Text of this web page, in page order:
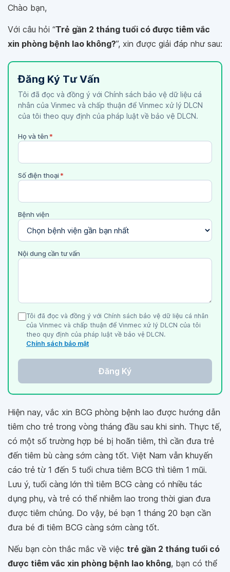
Chào bạn,
Với câu hỏi “Trẻ gần 2 tháng tuổi có được tiêm vắc
xin phòng bệnh lao không?”, xin được giải đáp như sau:
Đăng Ký Tư Vấn
Tôi đã đọc và đồng ý với Chính sách bảo vệ dữ liệu cá
nhân của Vinmec và chấp thuận để Vinmec xử lý DLCN
của tôi theo quy định của pháp luật về bảo vệ DLCN.
Họ và tên*
Số điện thoại*
Bệnh viện
Nội dung cần tư vấn
Tôi đã đọc và đồng ý với Chính sách bảo vệ dữ liệu cá nhân
của Vinmec và chấp thuận để Vinmec xử lý DLCN của tôi
theo quy định của pháp luật về bảo vệ DLCN.
Chính sách bảo mật
Đăng Ký
Hiện nay, vắc xin BCG phòng bệnh lao được hướng dẫn
tiêm cho trẻ trong vòng tháng đầu sau khi sinh. Thực tế,
có một số trường hợp bé bị hoãn tiêm, thì cần đưa trẻ
đến tiêm bù càng sớm càng tốt. Việt Nam vẫn khuyến
cáo trẻ từ 1 đến 5 tuổi chưa tiêm BCG thì tiêm 1 mũi.
Lưu ý, tuổi càng lớn thì tiêm BCG càng có nhiều tác
dụng phụ, và trẻ có thể nhiễm lao trong thời gian đưa
được tiêm chủng. Do vậy, bé bạn 1 tháng 20 bạn cần
đưa bé đi tiêm BCG càng sớm càng tốt.
Nếu bạn còn thắc mắc về việc trẻ gần 2 tháng tuổi có
được tiêm vắc xin phòng bệnh lao không, bạn có thể